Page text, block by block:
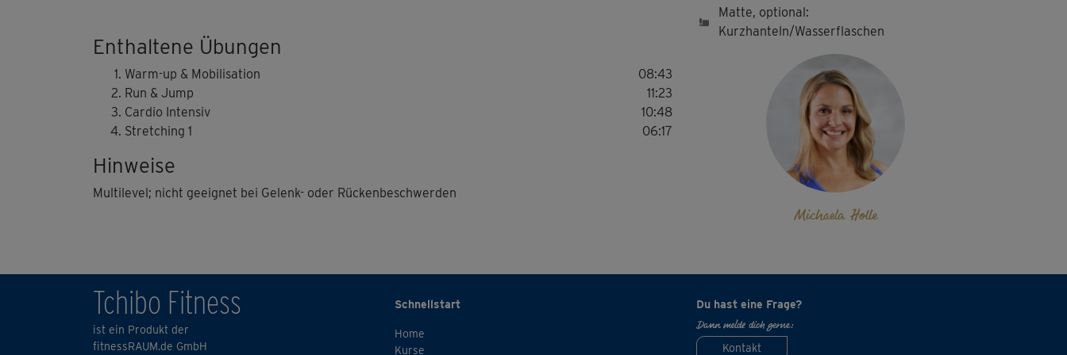
Enthaltene Übungen
Warm-up & Mobilisation
08:43
Run & Jump
11:23
Cardio Intensiv
10:48
Stretching 1
06:17
Hinweise
Multilevel; nicht geeignet bei Gelenk- oder Rückenbeschwerden
Matte, optional:
Kurzhanteln/Wasserflaschen
Michaela Holle
Tchibo Fitness
ist ein Produkt der
fitnessRAUM.de GmbH
Schnellstart
Home
Kurse
Du hast eine Frage?
Dann melde dich gerne:
Kontakt